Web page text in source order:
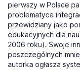
pierwszy w Polsce
problematyce
przewidziany jako
edukacyjnych dla
2006 roku). Swoje
poszczególnych
autorka ogłasza